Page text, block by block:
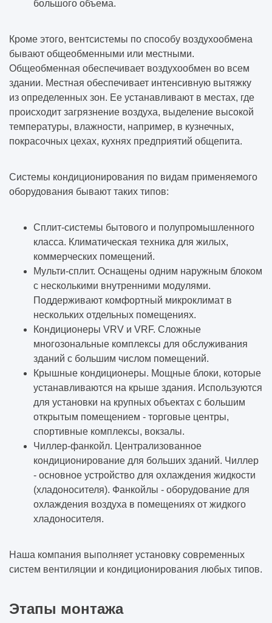
большого объема.
Кроме этого, вентсистемы по способу воздухообмена
бывают общеобменными или местными.
Общеобменная обеспечивает воздухообмен во всем
здании. Местная обеспечивает интенсивную вытяжку
из определенных зон. Ее устанавливают в местах, где
происходит загрязнение воздуха, выделение высокой
температуры, влажности, например, в кузнечных,
покрасочных цехах, кухнях предприятий общепита.
Системы кондиционирования по видам применяемого
оборудования бывают таких типов:
Сплит-системы бытового и полупромышленного
класса. Климатическая техника для жилых,
коммерческих помещений.
Мульти-сплит. Оснащены одним наружным блоком
с несколькими внутренними модулями.
Поддерживают комфортный микроклимат в
нескольких отдельных помещениях.
Кондиционеры VRV и VRF. Сложные
многозональные комплексы для обслуживания
зданий с большим числом помещений.
Крышные кондиционеры. Мощные блоки, которые
устанавливаются на крыше здания. Используются
для установки на крупных объектах с большим
открытым помещением - торговые центры,
спортивные комплексы, вокзалы.
Чиллер-фанкойл. Централизованное
кондиционирование для больших зданий. Чиллер
- основное устройство для охлаждения жидкости
(хладоносителя). Фанкойлы - оборудование для
охлаждения воздуха в помещениях от жидкого
хладоносителя.
Наша компания выполняет установку современных
систем вентиляции и кондиционирования любых типов.
Этапы монтажа
Как формируется техническое задание на
проектирование
Когда нужно обследование здания
Как проходит предпроектная подготовка
Как выбрать конструктивную схему здания
Какие изыскания нужны перед
строительством
Как проходит строительство объекта под
ключ
Когда нужна реконструкция здания
Решения, которые выглядят красиво в
Pinterest, но плохо работают в реальности
Миф: «Проект нужен только для
согласований» — разбираем на примерах
Почему дешёвый проект почти всегда
выходит самым дорогим
Где заказчики чаще всего теряют деньги,
даже не заметив этого